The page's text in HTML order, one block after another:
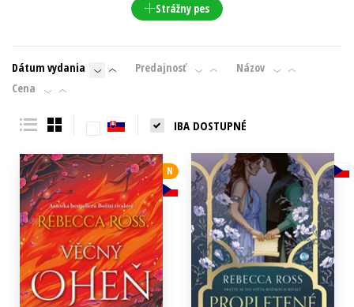
Strážny pes
Dátum vydania Predajnosť
Názov
Cena
IBA DOSTUPNÉ
N